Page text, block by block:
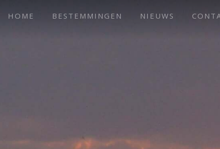
HOME BESTEMMINGEN NIEUWS